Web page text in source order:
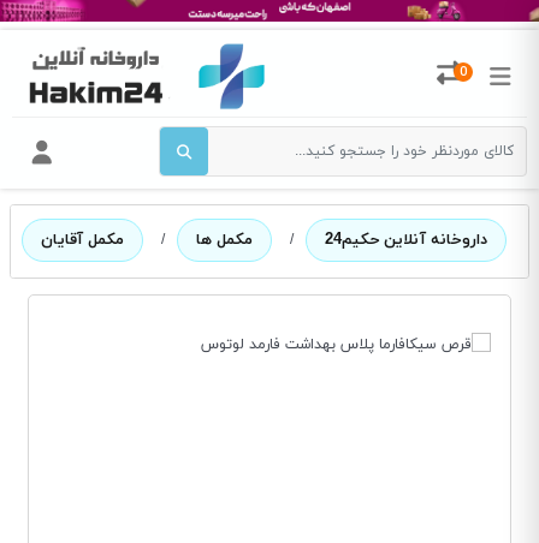
0
داروخانه آنلاین حکیم24 / مکمل ها / مکمل آقایان